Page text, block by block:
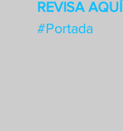
REVISA AQUÍ
#Portada